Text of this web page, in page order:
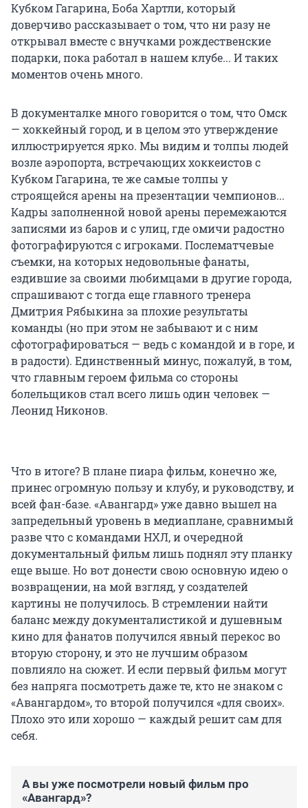
Кубком Гагарина, Боба Хартли, который
доверчиво рассказывает о том, что ни разу не
открывал вместе с внучками рождественские
подарки, пока работал в нашем клубе... И таких
моментов очень много.
В документалке много говорится о том, что Омск
— хоккейный город, и в целом это утверждение
иллюстрируется ярко. Мы видим и толпы людей
возле аэропорта, встречающих хоккеистов с
Кубком Гагарина, те же самые толпы у
строящейся арены на презентации чемпионов...
Кадры заполненной новой арены перемежаются
записями из баров и с улиц, где омичи радостно
фотографируются с игроками. Послематчевые
съемки, на которых недовольные фанаты,
ездившие за своими любимцами в другие города,
спрашивают с тогда еще главного тренера
Дмитрия Рябыкина за плохие результаты
команды (но при этом не забывают и с ним
сфотографироваться — ведь с командой и в горе, и
в радости). Единственный минус, пожалуй, в том,
что главным героем фильма со стороны
болельщиков стал всего лишь один человек —
Леонид Никонов.
Что в итоге? В плане пиара фильм, конечно же,
принес огромную пользу и клубу, и руководству, и
всей фан-базе. «Авангард» уже давно вышел на
запредельный уровень в медиаплане, сравнимый
разве что с командами НХЛ, и очередной
документальный фильм лишь поднял эту планку
еще выше. Но вот донести свою основную идею о
возвращении, на мой взгляд, у создателей
картины не получилось. В стремлении найти
баланс между документалистикой и душевным
кино для фанатов получился явный перекос во
вторую сторону, и это не лучшим образом
повлияло на сюжет. И если первый фильм могут
без напряга посмотреть даже те, кто не знаком с
«Авангардом», то второй получился «для своих».
Плохо это или хорошо — каждый решит сам для
себя.
А вы уже посмотрели новый фильм про
«Авангард»?